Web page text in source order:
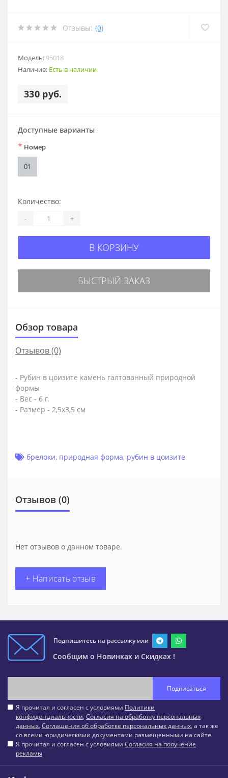
Отзывы: (0)
Модель: 95018
Наличие: Есть в наличии
330 руб.
Доступные варианты
* Номер
01
Количество:
- +
В КОРЗИНУ
БЫСТРЫЙ ЗАКАЗ
Обзор товара
Отзывов (0)
- Рубин в цоизите камень галтованный природной
формы
- Вес - 6 г.
- Размер - 2,5х3,5 см
брелоки, природная форма, рубин в цоизите
Отзывов (0)
Нет отзывов о данном товаре.
+ Написать отзыв
Подпишитесь на рассылку или
Сообщим о Новинках и Скидках !
Подписаться
Я прочитал и согласен с условиями Политики
конфиденциальности, Согласия на обработку персональных
данных, Соглашения об обработке персональных данных, а так же
со всеми юридическими документами размещенными на сайте
Я прочитал и согласен с условиями Согласия на получение
рекламы